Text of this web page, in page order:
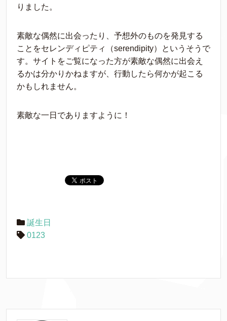
りました。
素敵な偶然に出会ったり、予想外のものを発見する
ことをセレンディピティ（serendipity）というそうで
す。サイトをご覧になった方が素敵な偶然に出会え
るかは分かりかねますが、行動したら何かが起こる
かもしれません。
素敵な一日でありますように！
誕生日
0123